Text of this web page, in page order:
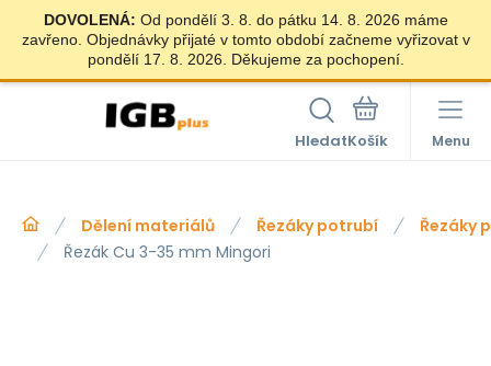
DOVOLENÁ: Od pondělí 3. 8. do pátku 14. 8. 2026 máme
zavřeno. Objednávky přijaté v tomto období začneme vyřizovat v
pondělí 17. 8. 2026. Děkujeme za pochopení.
Hledat Menu
Dělení materiálů Řezáky potrubí
Řezáky
Řezák Cu 3-35 mm Mingori